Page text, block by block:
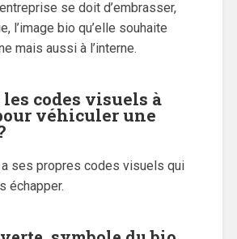
se doit d’embrasser,
l’image bio qu’elle souhaite
mais aussi à l’interne.
codes visuels à
véhiculer une
a ses propres codes visuels qui
échapper.